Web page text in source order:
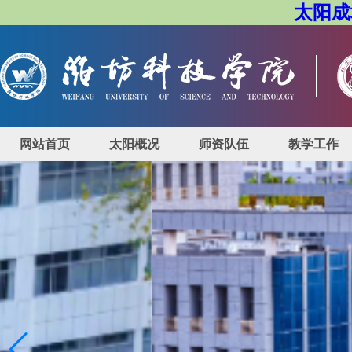
太阳
网站首页 太阳概况 师资队伍 教学工作